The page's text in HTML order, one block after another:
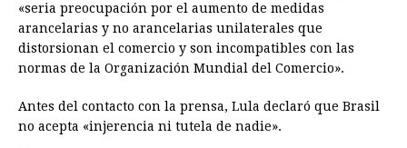
«seria preocupación por el aumento de medidas
arancelarias y no arancelarias unilaterales que
distorsionan el comercio y son incompatibles con las
normas de la Organización Mundial del Comercio».
Antes del contacto con la prensa, Lula declaró que Brasil
no acepta «injerencia ni tutela de nadie».